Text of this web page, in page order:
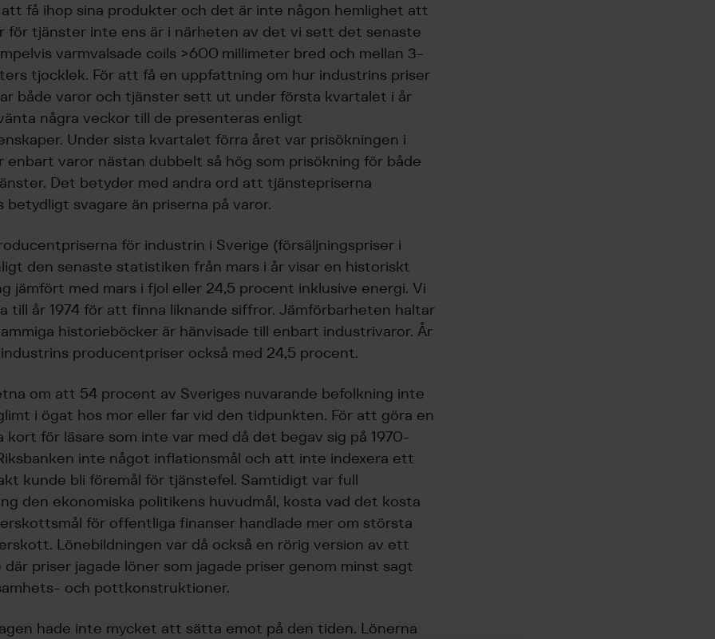
få ihop sina produkter och det är inte någon hemlighet att
för tjänster inte ens är i närheten av det vi sett det senaste
varmvalsade coils >600 millimeter bred och mellan 3-
tjocklek. För att få en uppfattning om hur industrins priser
både varor och tjänster sett ut under första kvartalet i år
några veckor till de presenteras enligt
Under sista kvartalet förra året var prisökningen i
enbart varor nästan dubbelt så hög som prisökning för både
Det betyder med andra ord att tjänstepriserna
betydligt svagare än priserna på varor.
för industrin i Sverige (försäljningspriser i
den senaste statistiken från mars i år visar en historiskt
jämfört med mars i fjol eller 24,5 procent inklusive energi. Vi
till år 1974 för att finna liknande siffror. Jämförbarheten haltar
historieböcker är hänvisade till enbart industrivaror. År
industrins producentpriser också med 24,5 procent.
om att 54 procent av Sveriges nuvarande befolkning inte
i ögat hos mor eller far vid den tidpunkten. För att göra en
kort för läsare som inte var med då det begav sig på 1970-
inte något inflationsmål och att inte indexera ett
kunde bli föremål för tjänstefel. Samtidigt var full
den ekonomiska politikens huvudmål, kosta vad det kosta
för offentliga finanser handlade mer om största
Lönebildningen var då också en rörig version av ett
priser jagade löner som jagade priser genom minst sagt
och pottkonstruktioner.
hade inte mycket att sätta emot på den tiden. Lönerna